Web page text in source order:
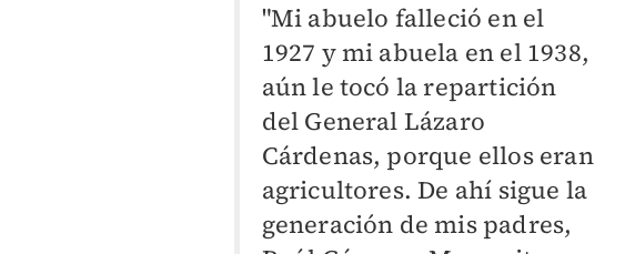
"Mi abuelo falleció en el
1927 y mi abuela en el 1938,
aún le tocó la repartición
del General Lázaro
Cárdenas, porque ellos eran
agricultores. De ahí sigue la
generación de mis padres,